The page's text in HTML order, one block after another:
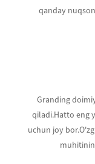
qanday
Granding
qiladi.Hatto eng
uchun joy